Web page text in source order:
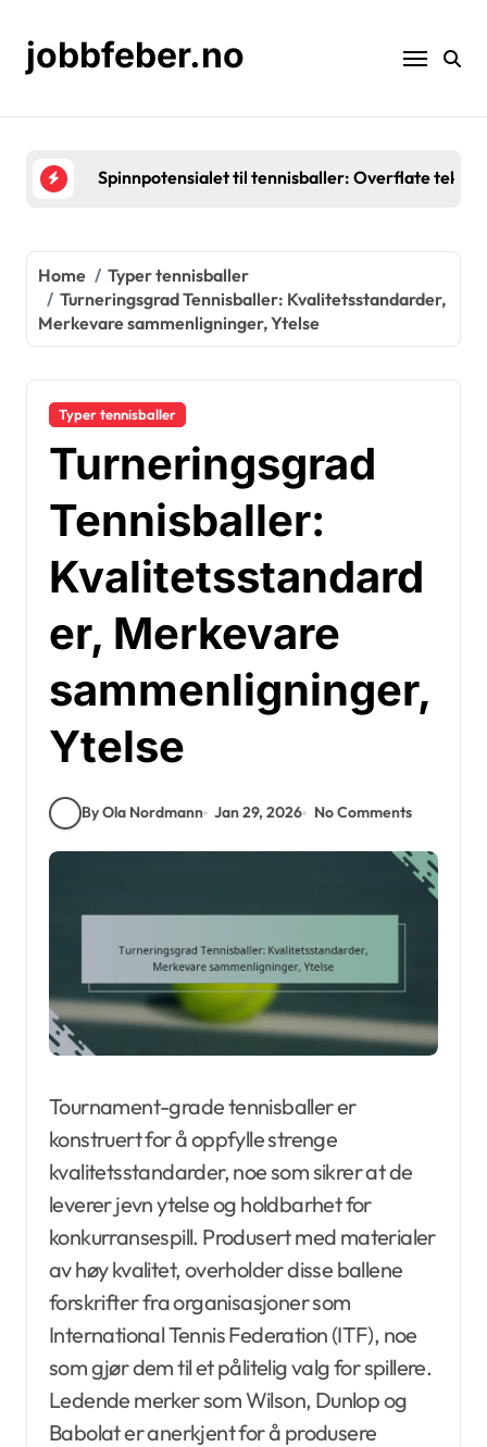
contentjobbfeber.no
Gummikjerner i tennisballer: Elastisitet,
Home
Typer tennisballer
Turneringsgrad Tennisballer: Kvalitetsstandarder,
Merkevare sammenligninger, Ytelse
Typer tennisballer
Turneringsgrad
Tennisballer:
Kvalitetsstandard
er, Merkevare
sammenligninger,
Ytelse
By Ola Nordmann Jan 29, 2026 No Comments
Tournament-grade tennisballer er
konstruert for å oppfylle strenge
kvalitetsstandarder, noe som sikrer at de
leverer jevn ytelse og holdbarhet for
konkurransespill. Produsert med materialer
av høy kvalitet, overholder disse ballene
forskrifter fra organisasjoner som
International Tennis Federation (ITF), noe
som gjør dem til et pålitelig valg for spillere.
Ledende merker som Wilson, Dunlop og
Babolat er anerkjent for å produsere